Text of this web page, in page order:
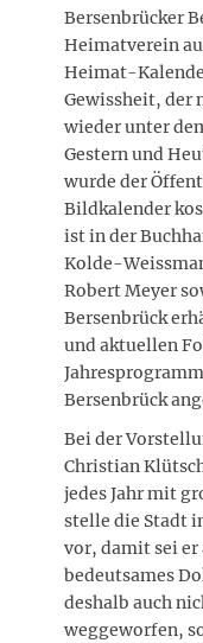
Bersenbrücker
Heimatverein
Heimat-
Gewissheit, der
wieder unter
Gestern und
wurde der
Bildkalender
ist in der
Kolde-
Robert Meyer
Bersenbrück
und aktuellen
Bersenbrück
Bei der
Christian
jedes Jahr mit
stelle die Stadt
vor, damit sei er
bedeutsames
deshalb auch
weggeworfen,